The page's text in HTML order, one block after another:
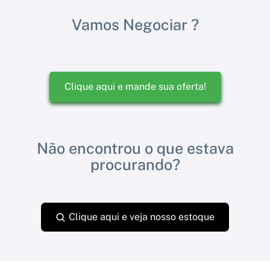
Vamos Negociar ?
Clique aqui e mande sua oferta!
Não encontrou o que estava
procurando?
Clique aqui e veja nosso estoque